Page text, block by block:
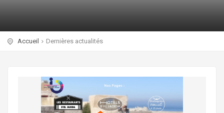
Accueil Dernières actualités